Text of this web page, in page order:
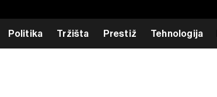
Politika Tržišta Prestiž Tehnologija